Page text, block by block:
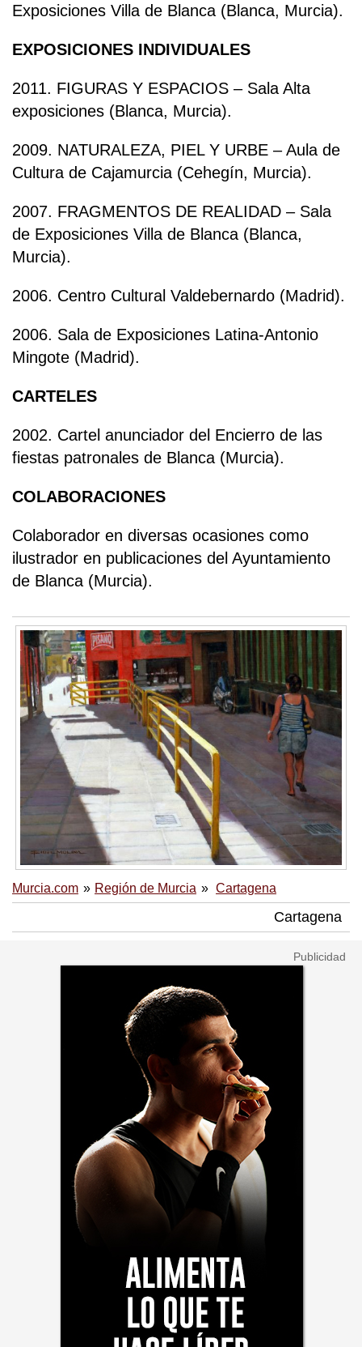
Exposiciones Villa de Blanca (Blanca, Murcia).
EXPOSICIONES INDIVIDUALES
2011. FIGURAS Y ESPACIOS – Sala Alta
exposiciones (Blanca, Murcia).
2009. NATURALEZA, PIEL Y URBE – Aula de
Cultura de Cajamurcia (Cehegín, Murcia).
2007. FRAGMENTOS DE REALIDAD – Sala
de Exposiciones Villa de Blanca (Blanca,
Murcia).
2006. Centro Cultural Valdebernardo (Madrid).
2006. Sala de Exposiciones Latina-Antonio
Mingote (Madrid).
CARTELES
2002. Cartel anunciador del Encierro de las
fiestas patronales de Blanca (Murcia).
COLABORACIONES
Colaborador en diversas ocasiones como
ilustrador en publicaciones del Ayuntamiento
de Blanca (Murcia).
Murcia.com Región de Murcia Cartagena
Cartagena